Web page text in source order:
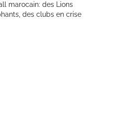
marocain: des Lions
des clubs en crise